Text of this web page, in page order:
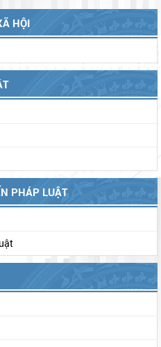
HỘI
PHÁP LUẬT